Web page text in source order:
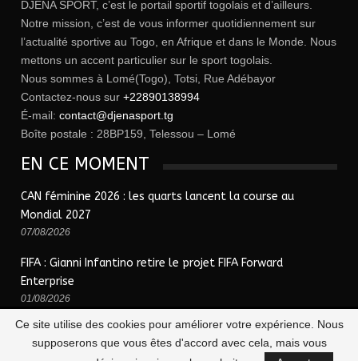
DJENA SPORT, c’est le portail sportif togolais et d’ailleurs.
Notre mission, c’est de vous informer quotidiennement sur
l’actualité sportive au Togo, en Afrique et dans le Monde. Nous
mettons un accent particulier sur le sport togolais.
Nous sommes à Lomé(Togo), Totsi, Rue Adébayor
Contactez-nous sur +22890138994
É-mail: contact@djenasport.tg
Boîte postale : 28BP159, Telessou – Lomé
EN CE MOMENT
CAN féminine 2026 : les quarts lancent la course au
Mondial 2027
07/08/2026
FIFA : Gianni Infantino retire le projet FIFA Forward
Enterprise
01/08/2026
© 2026 - Djena Sport | le sport togolais en un clic !. Tous Droits Réservés.
Ce site utilise des cookies pour améliorer votre expérience. Nous
supposerons que vous êtes d'accord avec cela, mais vous